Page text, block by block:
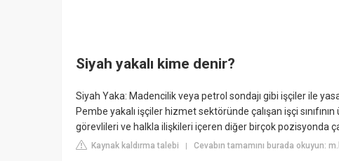
Siyah yakalı kime denir?
Siyah Yaka: Madencilik veya petrol sondajı gibi işçiler ile
Pembe yakalı işçiler hizmet sektöründe çalışan işçi
görevlileri ve halkla ilişkileri içeren diğer birçok pozisyonda
Kaynak kaldırma talebi | Cevabın tamamını burada okuyun: